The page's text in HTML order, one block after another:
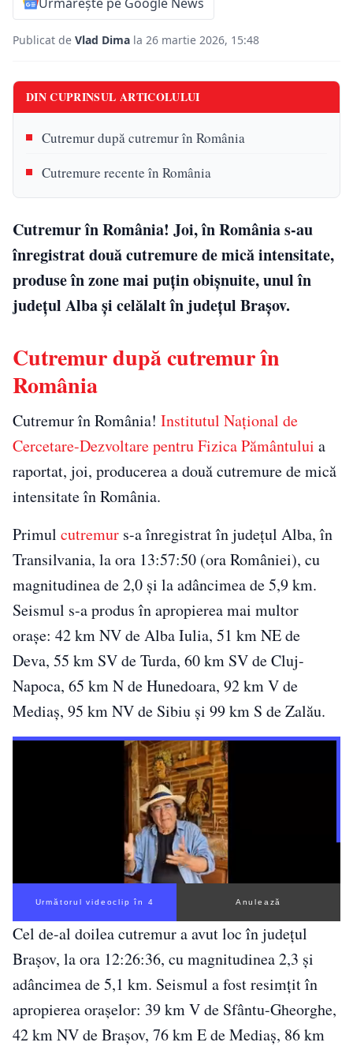
Publicat de Vlad Dima la 26 martie 2026, 15:48
DIN CUPRINSUL ARTICOLULUI
Cutremur după cutremur în România
Cutremure recente în România
Cutremur în România! Joi, în România s-au
înregistrat două cutremure de mică intensitate,
produse în zone mai puțin obișnuite, unul în
județul Alba și celălalt în județul Brașov.
Cutremur după cutremur în
România
Cutremur în România! Institutul Național de
Cercetare-Dezvoltare pentru Fizica Pământului a
raportat, joi, producerea a două cutremure de mică
intensitate în România.
Primul cutremur s-a înregistrat în județul Alba, în
Transilvania, la ora 13:57:50 (ora României), cu
magnitudinea de 2,0 și la adâncimea de 5,9 km.
Seismul s-a produs în apropierea mai multor
orașe: 42 km NV de Alba Iulia, 51 km NE de
Deva, 55 km SV de Turda, 60 km SV de Cluj-
Napoca, 65 km N de Hunedoara, 92 km V de
Mediaș, 95 km NV de Sibiu și 99 km S de Zalău.
Următorul videoclip în 3 Anulează
Cel de-al doilea cutremur a avut loc în județul
Brașov, la ora 12:26:36, cu magnitudinea 2,3 și
adâncimea de 5,1 km. Seismul a fost resimțit în
apropierea orașelor: 39 km V de Sfântu-Gheorghe,
42 km NV de Brașov, 76 km E de Mediaș, 86 km